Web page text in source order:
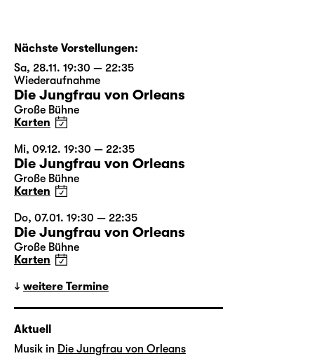
Nächste Vorstellungen:
Sa, 28.11. 19:30 — 22:35
Wiederaufnahme
Die Jungfrau von Orleans
Große Bühne
Karten
Mi, 09.12. 19:30 — 22:35
Die Jungfrau von Orleans
Große Bühne
Karten
Do, 07.01. 19:30 — 22:35
Die Jungfrau von Orleans
Große Bühne
Karten
weitere Termine
Aktuell
Musik in Die Jungfrau von Orleans